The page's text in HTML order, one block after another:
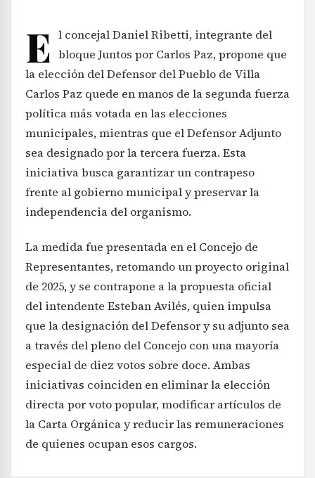
E l concejal Daniel Ribetti, integrante del
bloque Juntos por Carlos Paz, propone que
la elección del Defensor del Pueblo de Villa
Carlos Paz quede en manos de la segunda fuerza
política más votada en las elecciones
municipales, mientras que el Defensor Adjunto
sea designado por la tercera fuerza. Esta
iniciativa busca garantizar un contrapeso
frente al gobierno municipal y preservar la
independencia del organismo.
La medida fue presentada en el Concejo de
Representantes, retomando un proyecto original
de 2025, y se contrapone a la propuesta oficial
del intendente Esteban Avilés, quien impulsa
que la designación del Defensor y su adjunto sea
a través del pleno del Concejo con una mayoría
especial de diez votos sobre doce. Ambas
iniciativas coinciden en eliminar la elección
directa por voto popular, modificar artículos de
la Carta Orgánica y reducir las remuneraciones
de quienes ocupan esos cargos.